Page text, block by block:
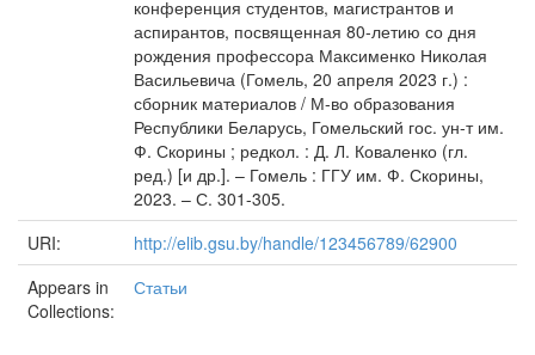
конференция студентов, магистрантов и
аспирантов, посвященная 80-летию со дня
рождения профессора Максименко Николая
Васильевича (Гомель, 20 апреля 2023 г.) :
сборник материалов / М-во образования
Республики Беларусь, Гомельский гос. ун-т им.
Ф. Скорины ; редкол. : Д. Л. Коваленко (гл.
ред.) [и др.]. – Гомель : ГГУ им. Ф. Скорины,
2023. – С. 301-305.
URI:
http://elib.gsu.by/handle/123456789/62900
Appears in
Collections:
Статьи